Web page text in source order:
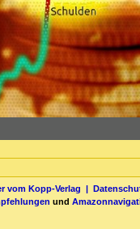
vom Kopp-Verlag |
und